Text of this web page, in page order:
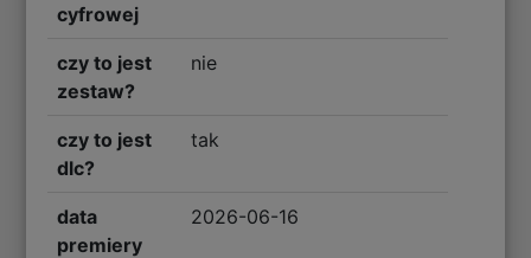
cyfrowej
czy to jest
zestaw?
nie
czy to jest
dlc?
tak
data
premiery
2026-06-16